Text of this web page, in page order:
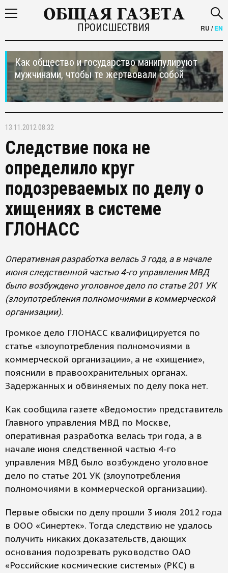
ПРОИСШЕСТВИЯ RU /EN
Как общество и государство манипулируют
мужчинами, чтобы те жертвовали собой
13.11.2012 08:32
Следствие пока не
определило круг
подозреваемых по делу о
хищениях в системе
ГЛОНАСС
Оперативная разработка велась 3 года, а в начале
июня следственной частью 4-го управления МВД
было возбуждено уголовное дело по статье 201 УК
(злоупотребления полномочиями в коммерческой
организации).
Громкое дело ГЛОНАСС квалифицируется по
статье «злоупотребления полномочиями в
коммерческой организации», а не «хищение»,
пояснили в правоохранительных органах.
Задержанных и обвиняемых по делу пока нет.
Как сообщила газете «Ведомости» представитель
Главного управления МВД по Москве,
оперативная разработка велась три года, а в
начале июня следственной частью 4-го
управления МВД было возбуждено уголовное
дело по статье 201 УК (злоупотребления
полномочиями в коммерческой организации).
Первые обыски по делу прошли 3 июля 2012 года
в ООО «Синертек». Тогда следствию не удалось
получить никаких доказательств, дающих
основания подозревать руководство ОАО
«Российские космические системы» (РКС) в